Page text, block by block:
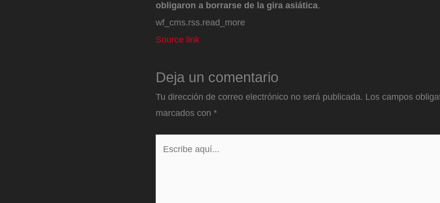
obligaron a borrarse de la gira asiática.
wf_cms.rss.read_more
Source link
Deja un comentario
Tu dirección de correo electrónico no será publicada. Los campos
marcados con *